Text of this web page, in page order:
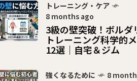
トレーニング・ケア
8 months ago
3級の壁突破！ボルダ
トレーニング科学的
12選｜自宅＆ジム
強くなるために 8